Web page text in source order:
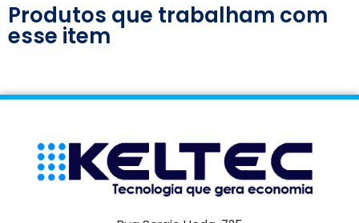
Produtos que trabalham com
esse item